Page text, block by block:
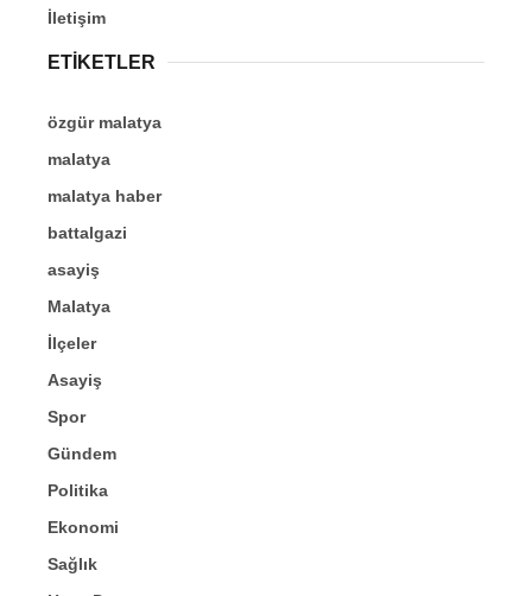
İletişim
ETİKETLER
özgür malatya
malatya
malatya haber
battalgazi
asayiş
Malatya
İlçeler
Asayiş
Spor
Gündem
Politika
Ekonomi
Sağlık